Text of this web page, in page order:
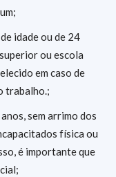
idade ou de 24
ou escola
em caso de
trabalho.;
sem arrimo dos
física ou
é importante que